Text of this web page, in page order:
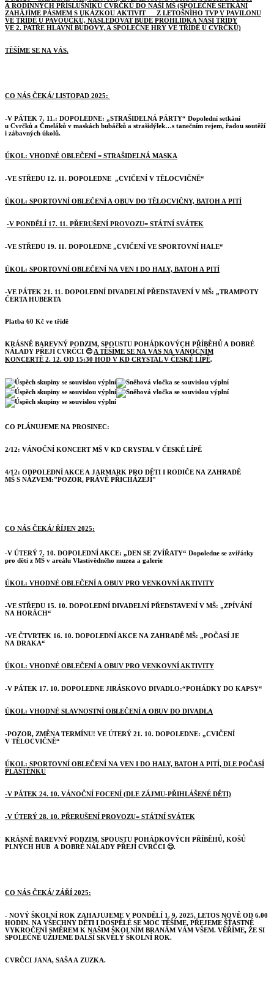
A RODINNÝCH PŘÍSLUŠNÍKŮ CVRČKŮ DO NAŠÍ MŠ (SPOLEČNÉ SETKÁNÍ
ZAHÁJÍME PÁSMEM S UKÁZKOU AKTIVIT Z LETOŠNÍHO TVP V PAVILONU
VE TŘÍDĚ U PAVOUČKŮ, NÁSLEDOVAT BUDE PROHLÍDKA NAŠÍ TŘÍDY
VE 2. PATŘE HLAVNÍ BUDOVY, A SPOLEČNE HRY VE TŘÍDĚ U CVRČKŮ)
TĚŠÍME SE NA VÁS.
CO NÁS ČEKÁ/ LISTOPAD 2025:
-V PÁTEK 7. 11.: DOPOLEDNE: „STRAŠIDELNÁ PÁRTY“ Dopolední setkání
u Cvrčků a Čmeláků v maskách bubáčků a strašidýlek…s tanečním rejem, řadou soutěží
i zábavných úkolů.
ÚKOL: VHODNÉ OBLEČENÍ = STRAŠIDELNÁ MASKA
-VE STŘEDU 12. 11. DOPOLEDNE „CVIČENÍ V TĚLOCVIČNĚ“
ÚKOL: SPORTOVNÍ OBLEČENÍ A OBUV DO TĚLOCVIČNY, BATOH A PITÍ
-V PONDĚLÍ 17. 11. PŘERUŠENÍ PROVOZU= STÁTNÍ SVÁTEK
-VE STŘEDU 19. 11. DOPOLEDNE „CVIČENÍ VE SPORTOVNÍ HALE“
ÚKOL: SPORTOVNÍ OBLEČENÍ NA VEN I DO HALY, BATOH A PITÍ
-VE PÁTEK 21. 11. DOPOLEDNÍ DIVADELNÍ PŘEDSTAVENÍ V MŠ: „TRAMPOTY
ČERTA HUBERTA
Platba 60 Kč ve třídě
KRÁSNĚ BAREVNÝ PODZIM, SPOUSTU POHÁDKOVÝCH PŘÍBĚHŮ A DOBRÉ
NÁLADY PŘEJÍ CVRČCI 😊A TĚŠÍME SE NA VÁS NA VÁNOČNÍM
KONCERTĚ 2. 12. OD 15:30 HOD V KD CRYSTAL V ČESKÉ LÍPĚ.
CO PLÁNUJEME NA PROSINEC:
2/12: VÁNOČNÍ KONCERT MŠ V KD CRYSTAL V ČESKÉ LÍPĚ
4/12: ODPOLEDNÍ AKCE A JARMARK PRO DĚTI I RODIČE NA ZAHRADĚ
MŠ S NÁZVEM:"POZOR, PRÁVĚ PŘICHÁZEJÍ"
CO NÁS ČEKÁ/ ŘÍJEN 2025:
-V ÚTERÝ 7. 10. DOPOLEDNÍ AKCE: „DEN SE ZVÍŘATY“ Dopoledne se zvířátky
pro děti z MŠ v areálu Vlastivědného muzea a galerie
ÚKOL: VHODNÉ OBLEČENÍ A OBUV PRO VENKOVNÍ AKTIVITY
-VE STŘEDU 15. 10. DOPOLEDNÍ DIVADELNÍ PŘEDSTAVENÍ V MŠ: „ZPÍVÁNÍ
NA HORÁCH“
-VE ČTVRTEK 16. 10. DOPOLEDNÍ AKCE NA ZAHRADĚ MŠ: „POČASÍ JE
NA DRAKA“
ÚKOL: VHODNÉ OBLEČENÍ A OBUV PRO VENKOVNÍ AKTIVITY
-V PÁTEK 17. 10. DOPOLEDNE JIRÁSKOVO DIVADLO:“POHÁDKY DO KAPSY“
ÚKOL: VHODNÉ SLAVNOSTNÍ OBLEČENÍ A OBUV DO DIVADLA
-POZOR, ZMĚNA TERMÍNU! VE ÚTERÝ 21. 10. DOPOLEDNE: „CVIČENÍ
V TĚLOCVIČNĚ“
ÚKOL: SPORTOVNÍ OBLEČENÍ NA VEN I DO HALY, BATOH A PITÍ, DLE POČASÍ
PLÁŠTĚNKU
-V PÁTEK 24. 10. VÁNOČNÍ FOCENÍ (DLE ZÁJMU-PŘIHLÁŠENÉ DĚTI)
-V ÚTERÝ 28. 10. PŘERUŠENÍ PROVOZU= STÁTNÍ SVÁTEK
KRÁSNĚ BAREVNÝ PODZIM, SPOUSTU POHÁDKOVÝCH PŘÍBĚHŮ, KOŠŮ
PLNÝCH HUB A DOBRÉ NÁLADY PŘEJÍ CVRČCI 😊.
CO NÁS ČEKÁ/ ZÁŘÍ 2025:
- NOVÝ ŠKOLNÍ ROK ZAHAJUJEME V PONDĚLÍ 1. 9. 2025, LETOS NOVĚ OD 6.00
HODIN. NA VŠECHNY DĚTI I DOSPĚLÉ SE MOC TĚŠÍME, PŘEJEME ŠŤASTNÉ
VYKROČENÍ SMĚREM K NAŠIM ŠKOLNÍM BRANÁM VÁM VŠEM. VĚŘÍME, ŽE SI
SPOLEČNĚ UŽIJEME DALŠÍ SKVĚLÝ ŠKOLNÍ ROK.
CVRČCI JANA, SAŠA A ZUZKA.